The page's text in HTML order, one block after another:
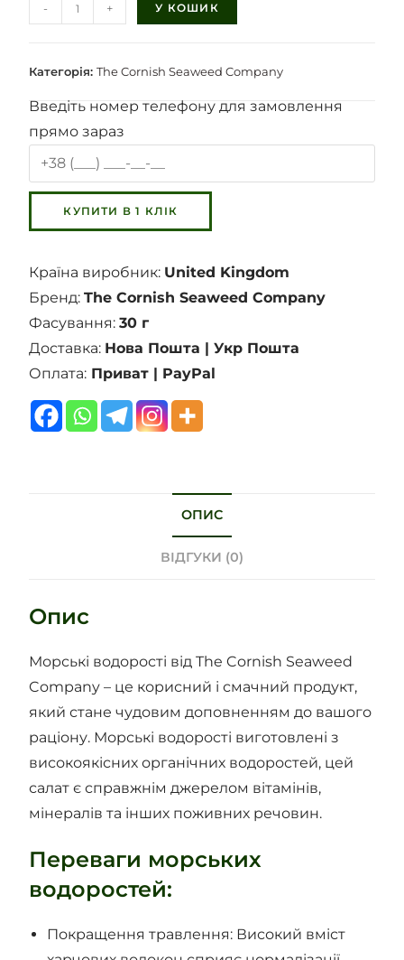
- + У КОШИК
Категорія:The Cornish Seaweed Company
Введіть номер телефону для замовлення
прямо зараз
Країна виробник: United Kingdom
Бренд:The Cornish Seaweed Company
Фасування:30 г
Доставка: Нова Пошта | Укр Пошта
Оплата: Приват | PayPal
ОПИС
ВІДГУКИ (0)
Опис
Морські водорості від The Cornish Seaweed
Company – це корисний і смачний продукт,
який стане чудовим доповненням до вашого
раціону. Морські водорості виготовлені з
високоякісних органічних водоростей, цей
салат є справжнім джерелом вітамінів,
мінералів та інших поживних речовин.
Переваги морських
водоростей:
Покращення травлення: Високий вміст